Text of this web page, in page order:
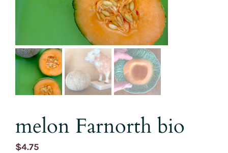
melon Farnorth bio
$4.75